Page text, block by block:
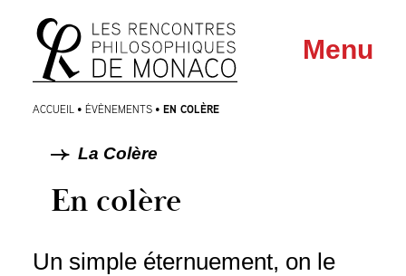
Aller
au
menu
Aller au
contenu
Menu
ACCUEIL • ÉVÈNEMENTS • EN COLÈRE
La Colère
En colère
Un simple éternuement, on le